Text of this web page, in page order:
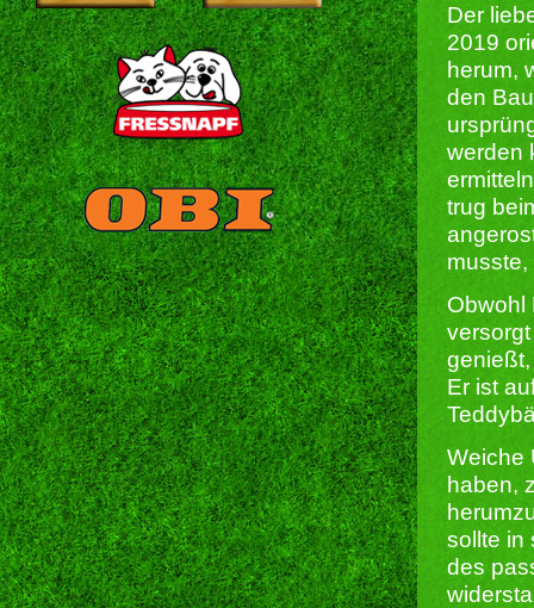
Der
2019
herum,
den
werden
trug
Obwohl
Er ist
Weiche
haben,
sollte in
des